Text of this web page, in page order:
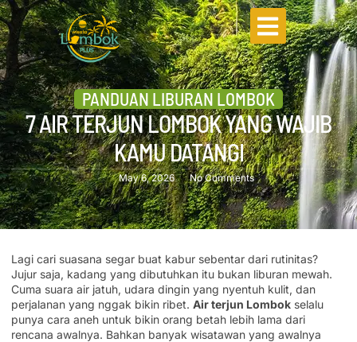
PANDUAN LIBURAN LOMBOK
7 AIR TERJUN LOMBOK YANG WAJIB
KAMU DATANGI
May 6, 2026 No Comments
Lagi cari suasana segar buat kabur sebentar dari rutinitas?
Jujur saja, kadang yang dibutuhkan itu bukan liburan mewah.
Cuma suara air jatuh, udara dingin yang nyentuh kulit, dan
perjalanan yang nggak bikin ribet. Air terjun Lombok selalu
punya cara aneh untuk bikin orang betah lebih lama dari
rencana awalnya. Bahkan banyak wisatawan yang awalnya